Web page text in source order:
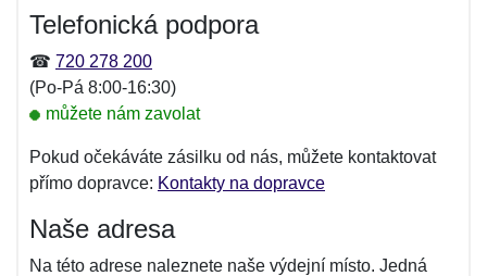
Telefonická podpora
☎ 720 278 200
(Po-Pá 8:00-16:30)
můžete nám zavolat
Pokud očekáváte zásilku od nás, můžete kontaktovat
přímo dopravce: Kontakty na dopravce
Naše adresa
Na této adrese naleznete naše výdejní místo. Jedná